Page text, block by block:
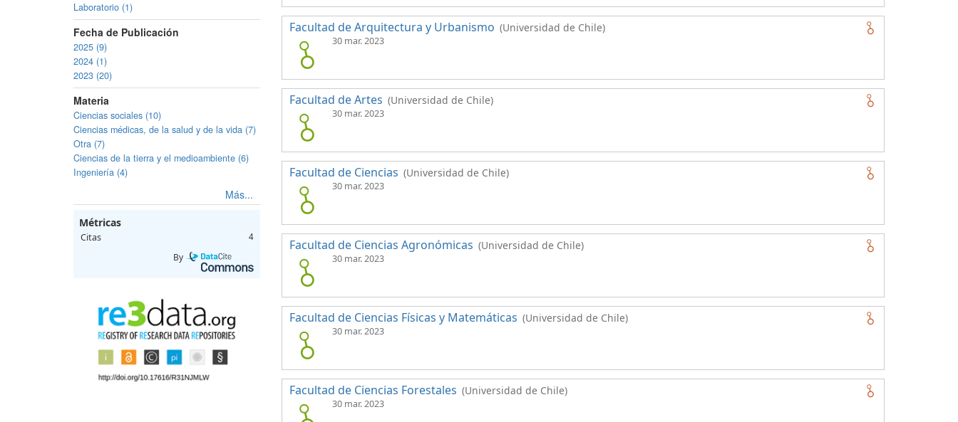
Laboratorio (1)
Fecha de Publicación
2025 (9)
2024 (1)
2023 (20)
Materia
Ciencias sociales (10)
Ciencias médicas, de la salud y de la vida (7)
Otra (7)
Ciencias de la tierra y el medioambiente (6)
Ingeniería (4)
Más...
Métricas
Citas 4
By
Facultad de Arquitectura y Urbanismo (Universidad de Chile)
30 mar. 2023
Facultad de Artes (Universidad de Chile)
30 mar. 2023
Facultad de Ciencias (Universidad de Chile)
30 mar. 2023
Facultad de Ciencias Agronómicas (Universidad de Chile)
30 mar. 2023
Facultad de Ciencias Físicas y Matemáticas (Universidad de Chile)
30 mar. 2023
Facultad de Ciencias Forestales (Universidad de Chile)
30 mar. 2023